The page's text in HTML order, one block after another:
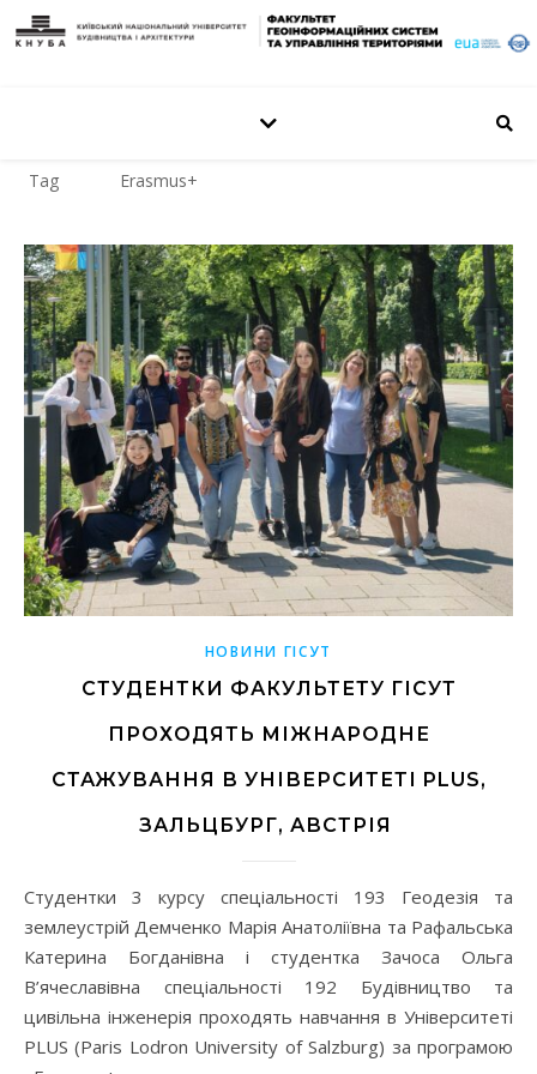
Tag Erasmus+
НОВИНИ ГІСУТ
СТУДЕНТКИ ФАКУЛЬТЕТУ ГІСУТ
ПРОХОДЯТЬ МІЖНАРОДНЕ
СТАЖУВАННЯ В УНІВЕРСИТЕТІ PLUS,
ЗАЛЬЦБУРГ, АВСТРІЯ
Студентки 3 курсу спеціальності 193 Геодезія та
землеустрій Демченко Марія Анатоліївна та Рафальська
Катерина Богданівна і студентка Зачоса Ольга
В’ячеславівна спеціальності 192 Будівництво та
цивільна інженерія проходять навчання в Університеті
PLUS (Paris Lodron University of Salzburg) за програмою